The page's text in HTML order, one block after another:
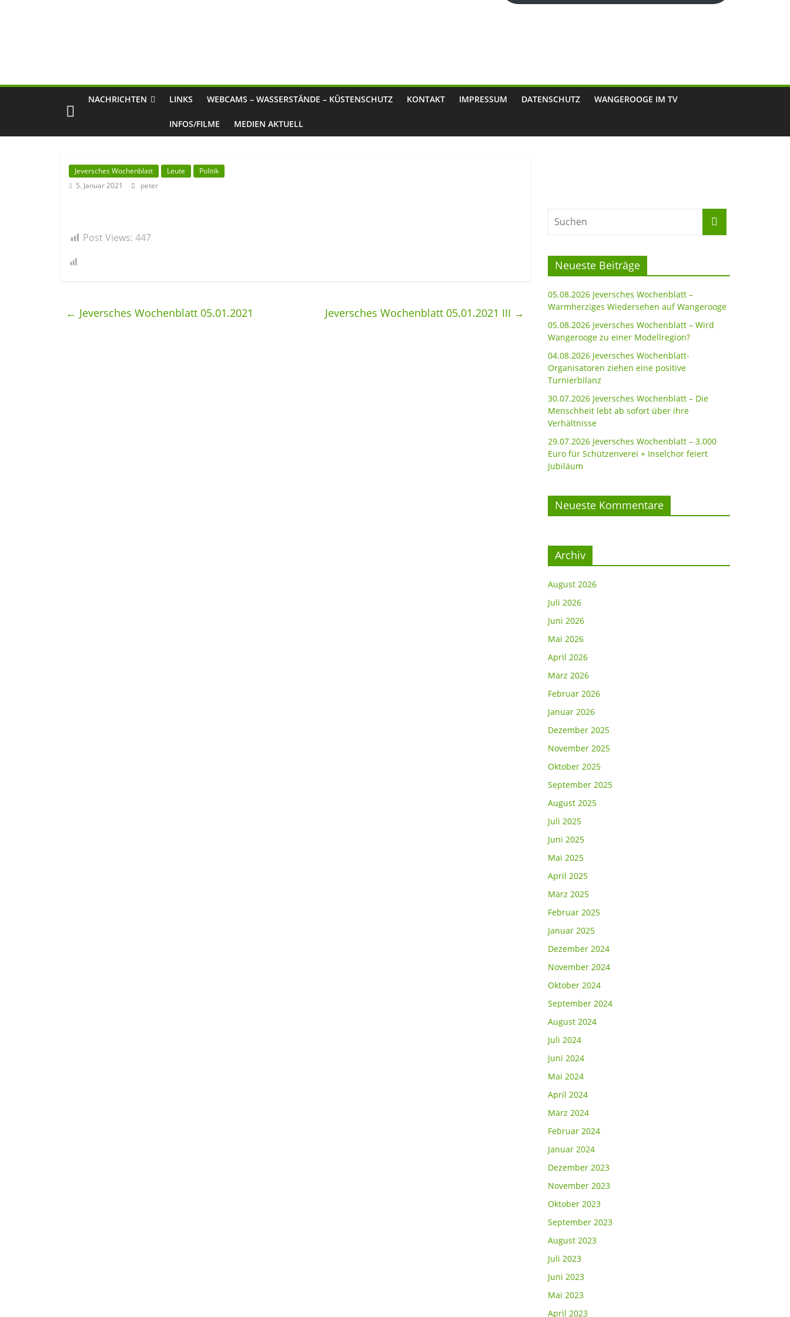
NACHRICHTEN LINKS WEBCAMS – WASSERSTÄNDE – KÜSTENSCHUTZ KONTAKT IMPRESSUM DATENSCHUTZ WANGEROOGE IM TV
INFOS/FILME MEDIEN AKTUELL
Jeversches Wochenblatt Leute
Politik
5. Januar 2021
peter
Post Views: 447
← Jeversches Wochenblatt 05.01.2021 Jeversches Wochenblatt 05.01.2021 III →
Neueste Beiträge
05.08.2026 Jeversches Wochenblatt –
Warmherziges Wiedersehen auf Wangerooge
05.08.2026 Jeversches Wochenblatt – Wird
Wangerooge zu einer Modellregion?
04.08.2026 Jeversches Wochenblatt-
Organisatoren ziehen eine positive
Turnierbilanz
30.07.2026 Jeversches Wochenblatt – Die
Menschheit lebt ab sofort über ihre
Verhältnisse
29.07.2026 Jeversches Wochenblatt – 3.000
Euro für Schützenverei + Inselchor feiert
Jubiläum
Neueste Kommentare
Archiv
August 2026
Juli 2026
Juni 2026
Mai 2026
April 2026
März 2026
Februar 2026
Januar 2026
Dezember 2025
November 2025
Oktober 2025
September 2025
August 2025
Juli 2025
Juni 2025
Mai 2025
April 2025
März 2025
Februar 2025
Januar 2025
Dezember 2024
November 2024
Oktober 2024
September 2024
August 2024
Juli 2024
Juni 2024
Mai 2024
April 2024
März 2024
Februar 2024
Januar 2024
Dezember 2023
November 2023
Oktober 2023
September 2023
August 2023
Juli 2023
Juni 2023
Mai 2023
April 2023